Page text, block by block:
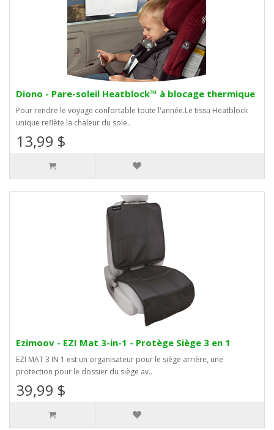
Diono - Pare-soleil Heatblock™ à blocage thermique
Pour rendre le voyage confortable toute l'année.Le tissu Heatblock
unique reflète la chaleur du sole..
13,99 $
Ezimoov - EZI Mat 3-in-1 - Protège Siège 3 en 1
EZI MAT 3 IN 1 est un organisateur pour le siège arrière, une
protection pour le dossier du siège av..
39,99 $